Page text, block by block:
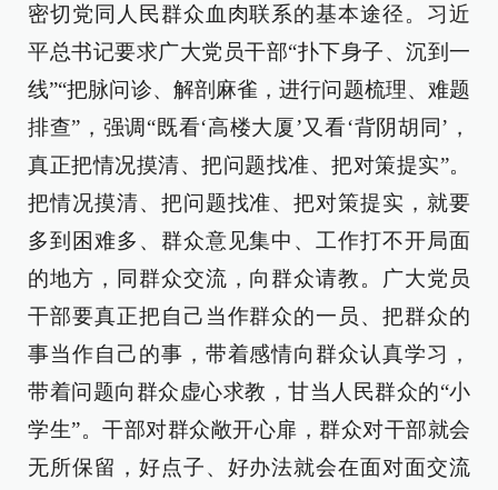
密切党同人民群众血肉联系的基本途径。习近
平总书记要求广大党员干部“扑下身子、沉到一
线”“把脉问诊、解剖麻雀，进行问题梳理、难题
排查”，强调“既看‘高楼大厦’又看‘背阴胡同’，
真正把情况摸清、把问题找准、把对策提实”。
把情况摸清、把问题找准、把对策提实，就要
多到困难多、群众意见集中、工作打不开局面
的地方，同群众交流，向群众请教。广大党员
干部要真正把自己当作群众的一员、把群众的
事当作自己的事，带着感情向群众认真学习，
带着问题向群众虚心求教，甘当人民群众的“小
学生”。干部对群众敞开心扉，群众对干部就会
无所保留，好点子、好办法就会在面对面交流